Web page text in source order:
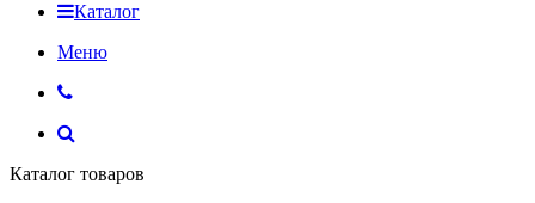
Каталог
Меню
Каталог товаров